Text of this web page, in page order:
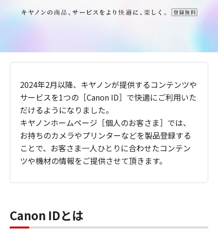
2024年2月以降、キヤノンが提供するコンテンツや
サービスを1つの［Canon ID］で快適にご利用いた
だけるようになりました。
キヤノンホームページ［個人のお客さま］では、
お持ちのカメラやプリンターなどを製品登録する
ことで、お客さま一人ひとりに合わせたコンテン
ツや機材の情報をご提供させて頂きます。
Canon IDとは